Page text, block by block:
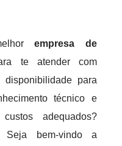
empresa de
te atender com
para
técnico e
adequados?
Seja bem-vindo a